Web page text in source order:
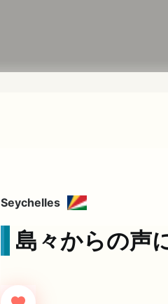
Seychelles
島々からの声